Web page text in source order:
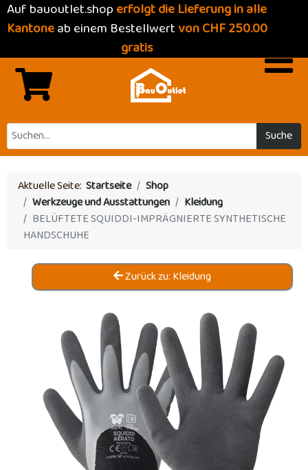
Auf bauoutlet.shoperfolgt die Lieferung in alle
Kantoneab einem Bestellwertvon CHF 250.00
gratis
Suche
Aktuelle Seite: Startseite
Shop
Werkzeuge und Ausstattungen
Kleidung
BELÜFTETE SQUIDDI-IMPRÄGNIERTE SYNTHETISCHE
HANDSCHUHE
Zurück zu: Kleidung